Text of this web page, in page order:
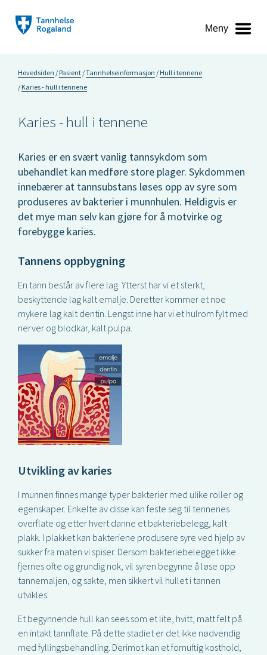
Meny
Hovedsiden Pasient Tannhelseinformasjon
Hull i tennene
Karies - hull i tennene
Karies - hull i tennene
Karies er en svært vanlig tannsykdom som
ubehandlet kan medføre store plager. Sykdommen
innebærer at tannsubstans løses opp av syre som
produseres av bakterier i munnhulen. Heldigvis er
det mye man selv kan gjøre for å motvirke og
forebygge karies.
Tannens oppbygning
En tann består av flere lag. Ytterst har vi et sterkt,
beskyttende lag kalt emalje. Deretter kommer et noe
mykere lag kalt dentin. Lengst inne har vi et hulrom fylt med
nerver og blodkar, kalt pulpa.
Utvikling av karies
I munnen finnes mange typer bakterier med ulike roller og
egenskaper. Enkelte av disse kan feste seg til tennenes
overflate og etter hvert danne et bakteriebelegg, kalt
plakk. I plakket kan bakteriene produsere syre ved hjelp av
sukker fra maten vi spiser. Dersom bakteriebelegget ikke
fjernes ofte og grundig nok, vil syren begynne å løse opp
tannemaljen, og sakte, men sikkert vil hullet i tannen
utvikles.
Et begynnende hull kan sees som et lite, hvitt, matt felt på
en intakt tannflate. På dette stadiet er det ikke nødvendig
med fyllingsbehandling. Derimot kan et fornuftig kosthold,